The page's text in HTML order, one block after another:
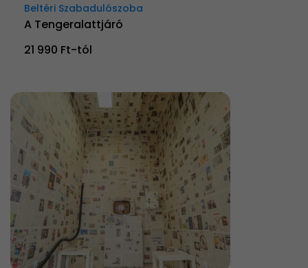
Beltéri Szabadulószoba
A Tengeralattjáró
21 990 Ft-tól